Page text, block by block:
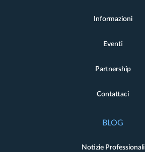
Informazioni
Eventi
Partnership
Contattaci
BLOG
Notizie Professionali